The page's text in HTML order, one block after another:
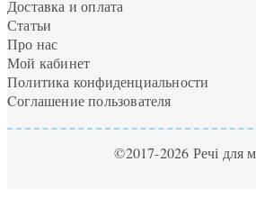
Доставка и оплата
Статьи
Про нас
Мой кабинет
Политика конфиденциальности
Cоглашение пользователя
©2017-2026 Речі для